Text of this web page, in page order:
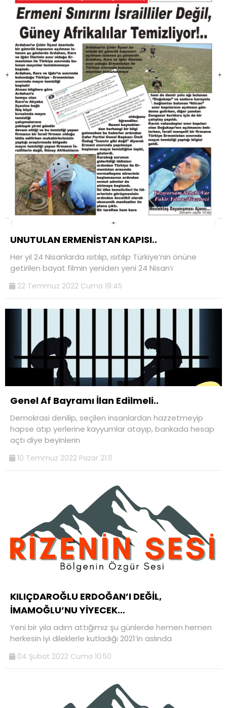
UNUTULAN ERMENİSTAN KAPISI..
Her yıl 24 Nisanlarda ısıtılıp, ısıtılıp Türkiye’nin önüne
getirilen bayat filmin yeniden yeni 24 Nisan’ı
22 Temmuz 2022 Cuma 19:45
Genel Af Bayramı İlan Edilmeli..
Demokrasi denilip, seçilen insanlardan hazzetmeyip
hapse atıp yerlerine kayyumlar atayıp, bankada hesap
açtı diye beyinlerin
10 Temmuz 2022 Pazar 21:11
KILIÇDAROĞLU ERDOĞAN’I DEĞİL,
İMAMOĞLU’NU YİYECEK…
Yeni bir yıla adım attığımız şu günlerde hemen hemen
herkesin iyi dileklerle kutladığı 2021’in aslında
04 Şubat 2022 Cuma 10:50